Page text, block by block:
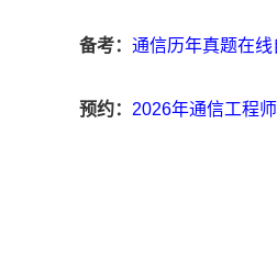
备考： 通信历年真题在线
预约： 2026年通信工程